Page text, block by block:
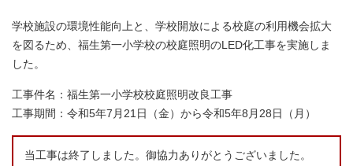
学校施設の環境性能向上と、学校開放による校庭の利用機会拡大
を図るため、福生第一小学校の校庭照明のLED化工事を実施しま
した。
工事件名：福生第一小学校校庭照明改良工事
工事期間：令和5年7月21日（金）から令和5年8月28日（月）
当工事は終了しました。御協力ありがとうございました。